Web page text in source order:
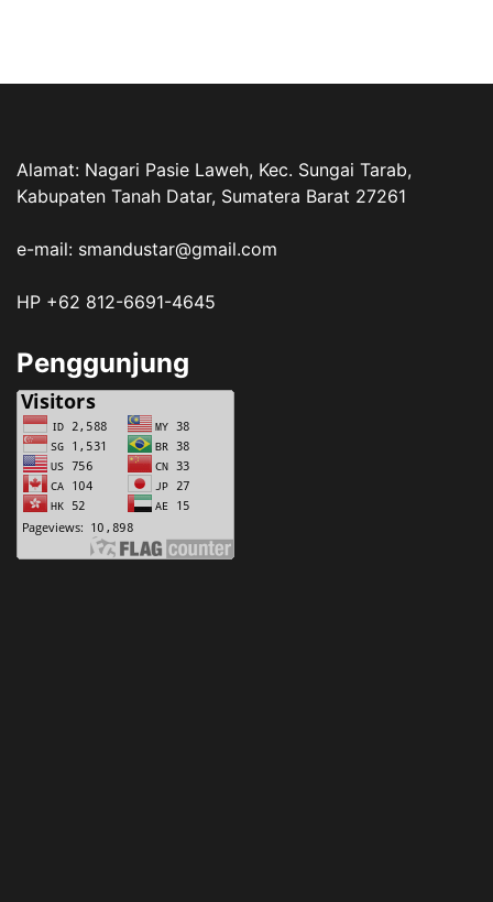
Alamat: Nagari Pasie Laweh, Kec. Sungai Tarab,
Kabupaten Tanah Datar, Sumatera Barat 27261
e-mail: smandustar@gmail.com
HP +62 812-6691-4645
Penggunjung